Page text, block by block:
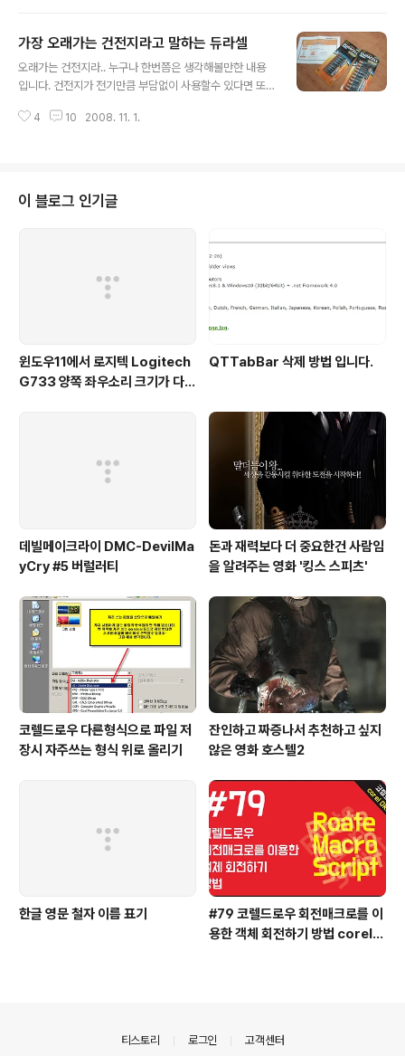
너무 멀어서 인연이 없습니다. 그러나 경기도에 사시는분
이나 가까운곳에 거주하시는분은 오늘의 정보가 도움이 되
리라 생각합니다. 여러분들이 여행정보에 대해서 검색을
의 패키지를 이용하기도 하더군요~ 그리고 조더 넓은 의미
가장 오래가는 건전지라고 말하는 듀라셀
오래가는 건전지라.. 누구나 한번쯤은 생각해볼만한 내용
입니다. 건전지가 전기만큼 부담없이 사용할수 있다면 또
전지의 활용도가 많이 줄어들었습니다. 예전의 모든 카셋
의 물품을 사용할려고 하면 건전지가 때때로 필요할때가
있습니다... 오늘은 건전지의 리뷰를 해봅니다.~` 듀라셀은
건전지 시장을 이끌고 있는 듀라셀은 일반 건전지 뿐만 아
니라 충전지, 리튬 전지 등 ..
4 10 2008. 11. 1.
이 블로그 인기글
윈도우11에서 로지텍 Logitech
G733 양쪽 좌우소리 크기가 다르
QTTabBar 삭제 방법 입니다.
데빌메이크라이 DMC-DevilMa
yCry #5 버럴러티
돈과 재력보다 더 중요한건 사람임
을 알려주는 영화 '킹스 스피츠'
코렐드로우 다른형식으로 파일 저
장시 자주쓰는 형식 위로 올리기
잔인하고 짜증나서 추천하고 싶지
않은 영화 호스텔2
한글 영문 철자 이름 표기
#79 코렐드로우 회전매크로를 이
용한 객체 회전하기 방법 coreld
티스토리 로그인 고객센터